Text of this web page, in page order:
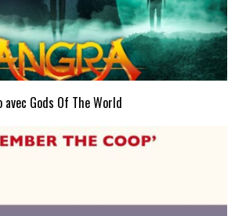
avec Gods Of The World